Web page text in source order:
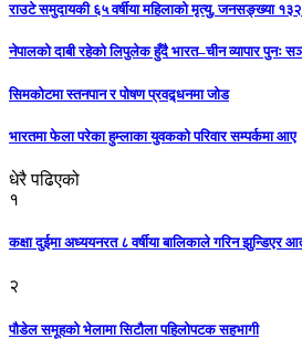
राउटे समुदायकी ६५ वर्षीया महिलाको मृत्यु, जनसङ्ख्या १३२
नेपालको दाबी रहेको लिपुलेक हुँदै भारत–चीन व्यापार पुनः
सिमकोटमा स्तनपान र पोषण प्रवद्र्धनमा जोड
भारतमा फेला परेका हुम्लाका युवकको परिवार सम्पर्कमा आए
धेरै पढिएको
१
कक्षा दुईमा अध्ययनरत ८ वर्षीया बालिकाले गरिन झुन्डिएर
२
पौडेल समूहको भेलामा सिटौला पहिलोपटक सहभागी